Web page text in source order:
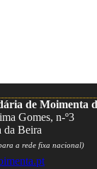
de Moimenta
Gomes, n-º3
da Beira
a rede fixa nacional)